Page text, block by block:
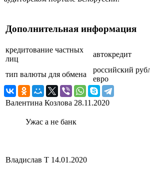
Дополнительная информация
кредитование частных
лиц
автокредит
тип валюты для обмена
российский
евро
Валентина Козлова 28.11.2020
Ужас а не банк
Владислав Т 14.01.2020